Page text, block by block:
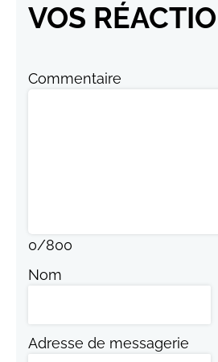
VOS
Commentaire
0/800
Nom
Adresse de messagerie